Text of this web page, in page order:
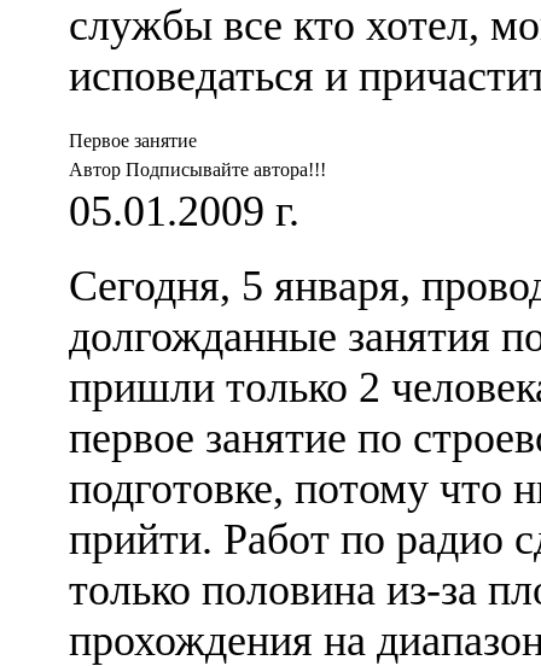
службы все кто хотел,
исповедаться и
Первое занятие
Автор Подписывайте автора!!!
05.01.2009 г.
Сегодня, 5 января,
долгожданные занятия
пришли только 2
первое занятие по
подготовке, потому что
прийти. Работ по радио
только половина из-за
прохождения на